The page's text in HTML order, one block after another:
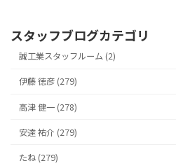
スタッフブログカテゴリ
誠工業スタッフルーム (2)
伊藤 徳彦 (279)
高津 健一 (278)
安達 祐介 (279)
たね (279)